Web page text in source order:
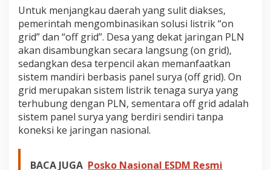
5
-
2
0
2
9
Untuk menjangkau daerah yang sulit diakses,
pemerintah mengombinasikan solusi listrik “on
grid” dan “off grid”. Desa yang dekat jaringan PLN
akan disambungkan secara langsung (on grid),
sedangkan desa terpencil akan memanfaatkan
sistem mandiri berbasis panel surya (off grid). On
grid merupakan sistem listrik tenaga surya yang
terhubung dengan PLN, sementara off grid adalah
sistem panel surya yang berdiri sendiri tanpa
koneksi ke jaringan nasional.
BACA JUGA Posko Nasional ESDM Resmi